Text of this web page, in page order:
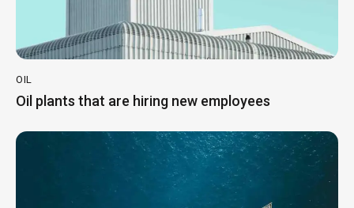
OIL
Oil plants that are hiring new employees